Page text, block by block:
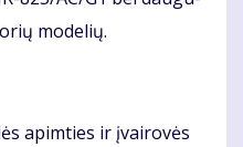
mo­de­lių.
ap­im­ties ir įvai­ro­vės